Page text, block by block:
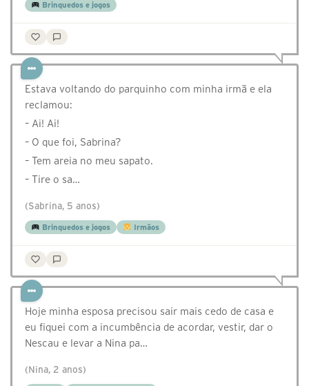
Brinquedos e jogos
Estava voltando do parquinho com minha irmã e ela
reclamou:
– Ai! Ai!
– O que foi, Sabrina?
– Tem areia no meu sapato.
– Tire o sa…
(Sabrina, 5 anos)
Brinquedos e jogos Irmãos
Hoje minha esposa precisou sair mais cedo de casa e
eu fiquei com a incumbência de acordar, vestir, dar o
Nescau e levar a Nina pa…
(Nina, 2 anos)